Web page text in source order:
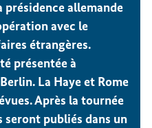
allemande
avec le
étrangères.
présentée à
La Haye et Rome
Après la tournée
publiés dans un